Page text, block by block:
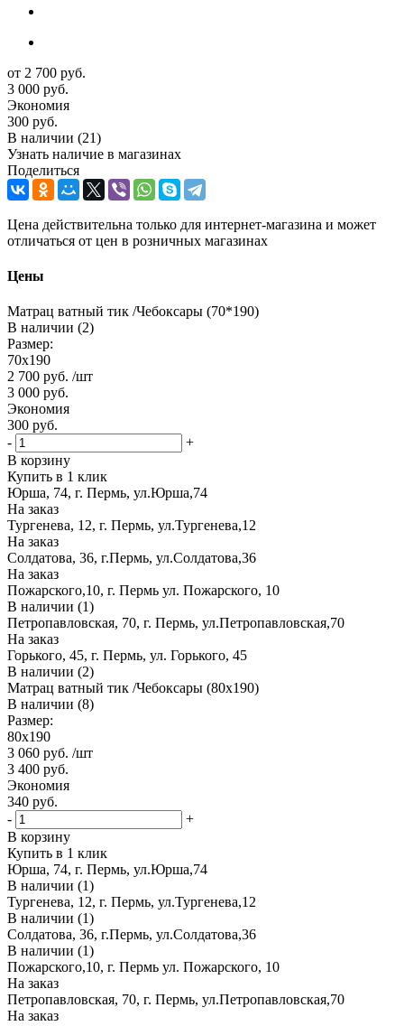
от 2 700 руб.
3 000 руб.
Экономия
300 руб.
В наличии (21)
Узнать наличие в магазинах
Поделиться
Цена действительна только для интернет-магазина и может
отличаться от цен в розничных магазинах
Цены
Матрац ватный тик /Чебоксары (70*190)
В наличии (2)
Размер:
70х190
2 700 руб. /шт
3 000 руб.
Экономия
300 руб.
-
+
В корзину
Купить в 1 клик
Юрша, 74, г. Пермь, ул.Юрша,74
На заказ
Тургенева, 12, г. Пермь, ул.Тургенева,12
На заказ
Солдатова, 36, г.Пермь, ул.Солдатова,36
На заказ
Пожарского,10, г. Пермь ул. Пожарского, 10
В наличии (1)
Петропавловская, 70, г. Пермь, ул.Петропавловская,70
На заказ
Горького, 45, г. Пермь, ул. Горького, 45
В наличии (2)
Матрац ватный тик /Чебоксары (80х190)
В наличии (8)
Размер:
80х190
3 060 руб. /шт
3 400 руб.
Экономия
340 руб.
-
+
В корзину
Купить в 1 клик
Юрша, 74, г. Пермь, ул.Юрша,74
В наличии (1)
Тургенева, 12, г. Пермь, ул.Тургенева,12
В наличии (1)
Солдатова, 36, г.Пермь, ул.Солдатова,36
В наличии (1)
Пожарского,10, г. Пермь ул. Пожарского, 10
На заказ
Петропавловская, 70, г. Пермь, ул.Петропавловская,70
На заказ